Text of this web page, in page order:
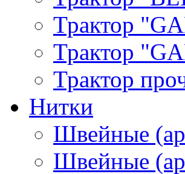
Трактор
Трактор
Трактор
Нитки
Швейные
Швейные